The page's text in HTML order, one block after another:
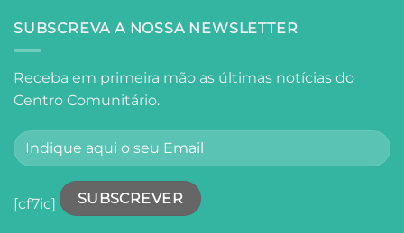
à
Dia
de
os
Segredos
e
Fernando
SUBSCREVA A NOSSA NEWSLETTER
Receba em primeira mão as últimas notícias do
Centro Comunitário.
[cf7ic]